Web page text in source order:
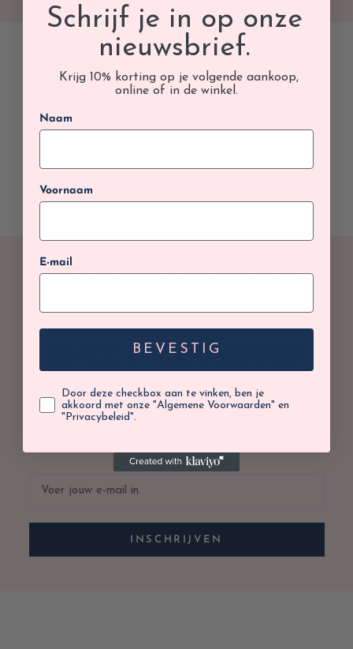
WIL JE GRAAG OP DE HOOGTE
SCHRIJF JE IN OP
ONZE NIEUWSBRIEF
INSCHRIJVEN
Schrijf je in op onze
nieuwsbrief.
Krijg 10% korting op je volgende aankoop,
online of in de winkel.
Naam
Voornaam
E-mail
BEVESTIG
Door deze checkbox aan te vinken, ben je
akkoord met onze "Algemene Voorwaarden" en
"Privacybeleid".